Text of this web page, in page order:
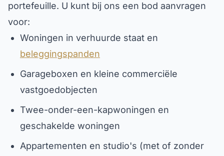
portefeuille. U kunt bij ons een bod aanvragen
voor:
Woningen in verhuurde staat en
beleggingspanden
Garageboxen en kleine commerciële
vastgoedobjecten
Twee-onder-een-kapwoningen en
geschakelde woningen
Appartementen en studio's (met of zonder